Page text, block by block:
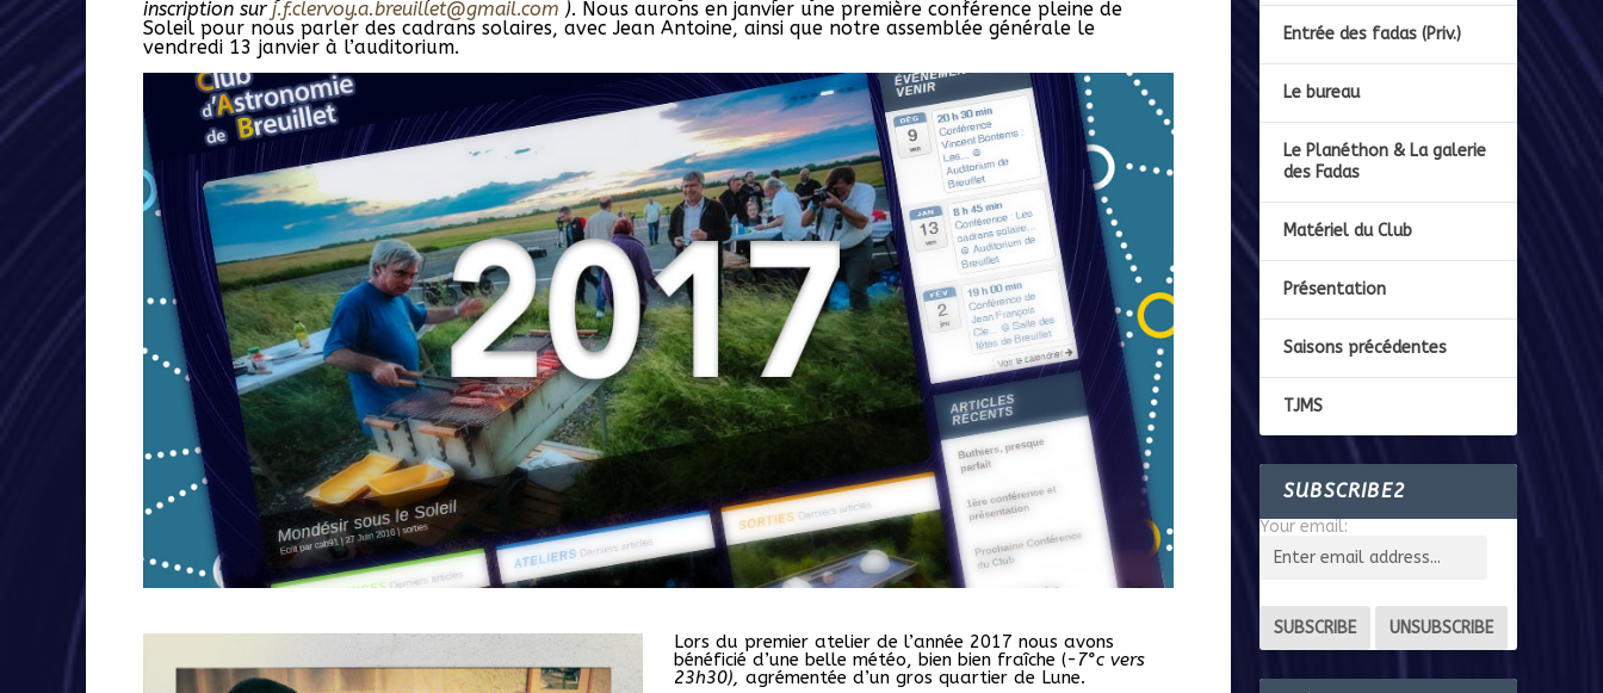
inscription sur j.f.clervoy.a.breuillet@gmail.com ). Nous aurons en janvier une première conférence pleine de
Soleil pour nous parler des cadrans solaires, avec Jean Antoine, ainsi que notre assemblée générale le
vendredi 13 janvier à l’auditorium.
Lors du premier atelier de l’année 2017 nous avons
bénéficié d’une belle météo, bien bien fraîche (-7°c vers
23h30), agrémentée d’un gros quartier de Lune.
Entrée des fadas (Priv.)
Le bureau
Le Planéthon & La galerie
des Fadas
Matériel du Club
Présentation
Saisons précédentes
TJMS
SUBSCRIBE2
Your email: